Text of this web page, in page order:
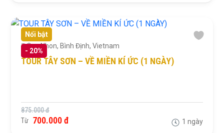
Nổi bật
- 20%
Quy Nhon, Bình Định, Vietnam
TOUR TÂY SƠN – VỀ MIỀN KÍ ỨC (1 NGÀY)
875.000 đ
Từ 700.000 đ 1 ngày